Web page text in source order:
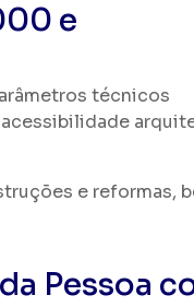
e
técnicos
e reformas,
Pessoa